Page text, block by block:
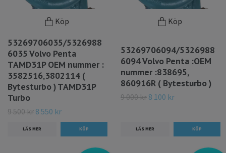
Köp
53269706035/5326988
6035 Volvo Penta
TAMD31P OEM nummer :
3582516,3802114 (
Bytesturbo ) TAMD31P
Turbo
9 500 kr 8 550 kr
LÄS MER
Köp
53269706094/5326988
6094 Volvo Penta :OEM
nummer :838695,
860916R ( Bytesturbo )
9 000 kr 8 100 kr
LÄS MER